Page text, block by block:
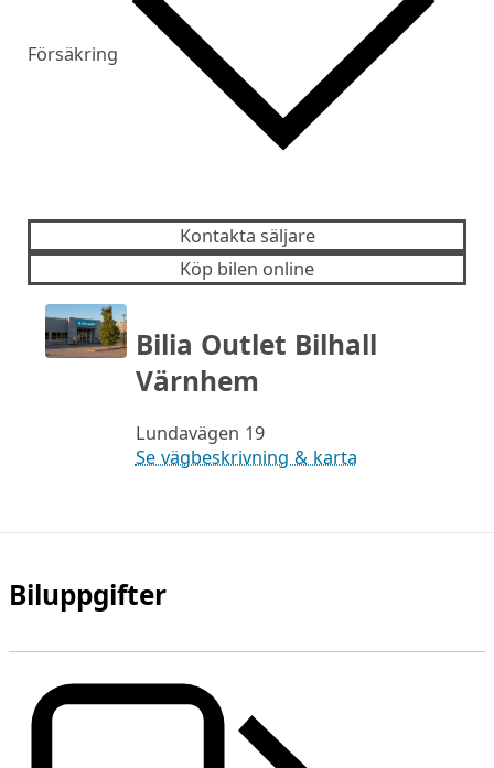
Försäkring
Kontakta säljare
Köp bilen online
Bilia Outlet Bilhall
Värnhem
Lundavägen 19
Se vägbeskrivning & karta
Biluppgifter